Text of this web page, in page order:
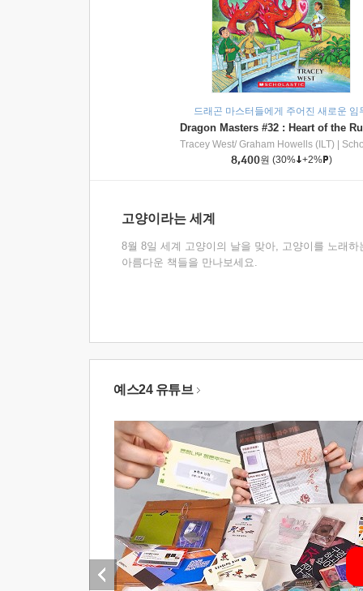
드래곤 마스터들에게 주어진 새로운 임
Tracey West/ Graham Howells (ILT)
8,400원 (30% +2% )
고양이라는 세계
8월 8일 세계 고양이의 날을 맞아, 고양이를 노래하
아름다운 책들을 만나보세요.
예스24 유튜브